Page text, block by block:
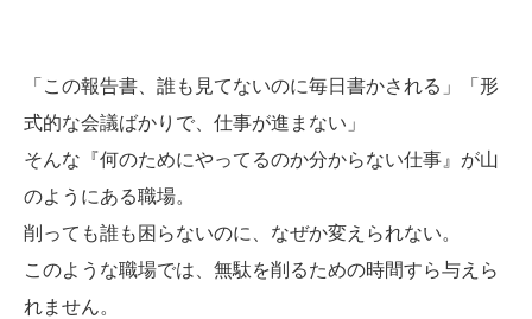
「この報告書、誰も見てないのに毎日書かされる」「形
式的な会議ばかりで、仕事が進まない」
そんな『何のためにやってるのか分からない仕事』が山
のようにある職場。
削っても誰も困らないのに、なぜか変えられない。
このような職場では、無駄を削るための時間すら与えら
れません。